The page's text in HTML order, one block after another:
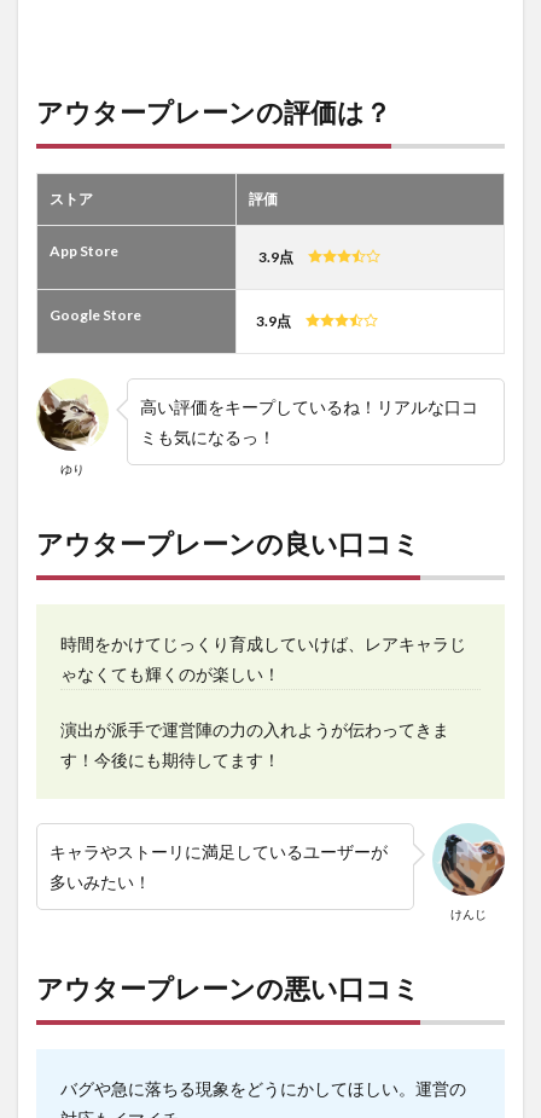
アウタープレーンの評価は？
ストア 評価
App Store 3.9点
Google Store 3.9点
ゆり
高い評価をキープしているね！リアルな口コ
ミも気になるっ！
アウタープレーンの良い口コミ
時間をかけてじっくり育成していけば、レアキャラじ
ゃなくても輝くのが楽しい！
演出が派手で運営陣の力の入れようが伝わってきま
す！今後にも期待してます！
けんじ
キャラやストーリに満足しているユーザーが
多いみたい！
アウタープレーンの悪い口コミ
バグや急に落ちる現象をどうにかしてほしい。運営の